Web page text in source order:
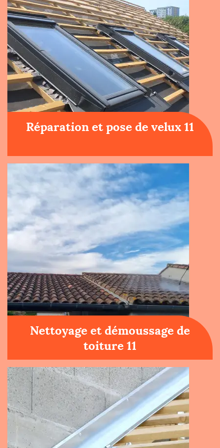
Réparation et pose de velux 11
Nettoyage et démoussage de
toiture 11